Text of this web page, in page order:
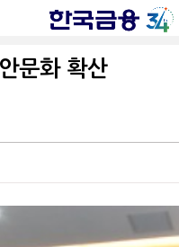
문화 확산